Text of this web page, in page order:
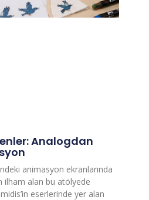
Analogdan
animasyon ekranlarında
ilham alan bu atölyede
eserlerinde yer alan